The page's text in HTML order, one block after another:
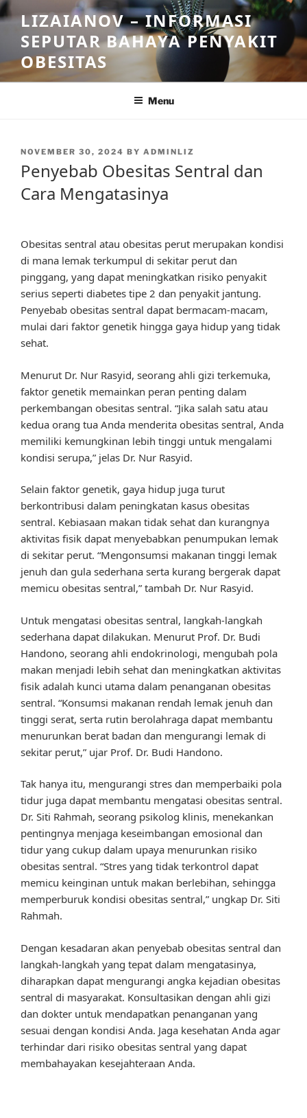
Skip
to
content
LIZAIANOV – INFORMASI
SEPUTAR BAHAYA PENYAKIT
OBESITAS
Menu
POSTED
NOVEMBER 30, 2024 BY ADMINLIZ
Penyebab Obesitas Sentral dan
Cara Mengatasinya
Obesitas sentral atau obesitas perut merupakan kondisi
di mana lemak terkumpul di sekitar perut dan
pinggang, yang dapat meningkatkan risiko penyakit
serius seperti diabetes tipe 2 dan penyakit jantung.
Penyebab obesitas sentral dapat bermacam-macam,
mulai dari faktor genetik hingga gaya hidup yang tidak
sehat.
Menurut Dr. Nur Rasyid, seorang ahli gizi terkemuka,
faktor genetik memainkan peran penting dalam
perkembangan obesitas sentral. “Jika salah satu atau
kedua orang tua Anda menderita obesitas sentral, Anda
memiliki kemungkinan lebih tinggi untuk mengalami
kondisi serupa,” jelas Dr. Nur Rasyid.
Selain faktor genetik, gaya hidup juga turut
berkontribusi dalam peningkatan kasus obesitas
sentral. Kebiasaan makan tidak sehat dan kurangnya
aktivitas fisik dapat menyebabkan penumpukan lemak
di sekitar perut. “Mengonsumsi makanan tinggi lemak
jenuh dan gula sederhana serta kurang bergerak dapat
memicu obesitas sentral,” tambah Dr. Nur Rasyid.
Untuk mengatasi obesitas sentral, langkah-langkah
sederhana dapat dilakukan. Menurut Prof. Dr. Budi
Handono, seorang ahli endokrinologi, mengubah pola
makan menjadi lebih sehat dan meningkatkan aktivitas
fisik adalah kunci utama dalam penanganan obesitas
sentral. “Konsumsi makanan rendah lemak jenuh dan
tinggi serat, serta rutin berolahraga dapat membantu
menurunkan berat badan dan mengurangi lemak di
sekitar perut,” ujar Prof. Dr. Budi Handono.
Tak hanya itu, mengurangi stres dan memperbaiki pola
tidur juga dapat membantu mengatasi obesitas sentral.
Dr. Siti Rahmah, seorang psikolog klinis, menekankan
pentingnya menjaga keseimbangan emosional dan
tidur yang cukup dalam upaya menurunkan risiko
obesitas sentral. “Stres yang tidak terkontrol dapat
memicu keinginan untuk makan berlebihan, sehingga
memperburuk kondisi obesitas sentral,” ungkap Dr. Siti
Rahmah.
Dengan kesadaran akan penyebab obesitas sentral dan
langkah-langkah yang tepat dalam mengatasinya,
diharapkan dapat mengurangi angka kejadian obesitas
sentral di masyarakat. Konsultasikan dengan ahli gizi
dan dokter untuk mendapatkan penanganan yang
sesuai dengan kondisi Anda. Jaga kesehatan Anda agar
terhindar dari risiko obesitas sentral yang dapat
membahayakan kesejahteraan Anda.